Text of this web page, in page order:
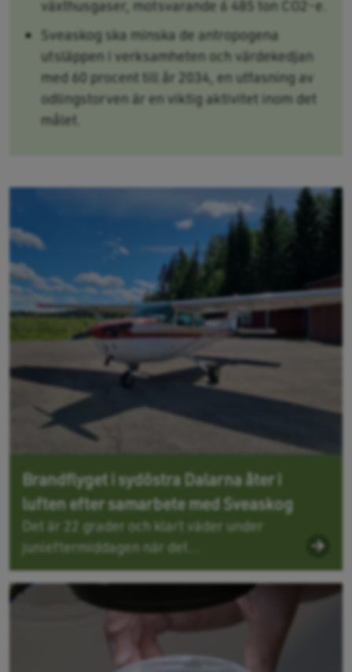
växthusgaser, motsvarande 6 485 ton CO
-e.
Sveaskog ska minska de antropogena
utsläppen i verksamheten och värdekedjan
med 60 procent till år 2034, en utfasning av
odlingstorven är en viktig aktivitet inom det
målet.
Brandflyget i sydöstra Dalarna åter i
luften efter samarbete med Sveaskog
Det är 22 grader och klart väder under
junieftermiddagen när det...